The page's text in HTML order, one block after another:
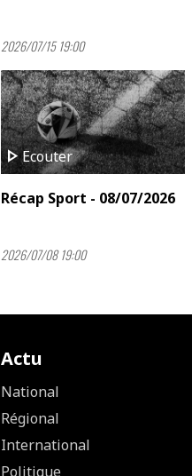
2026/07/15 19:00
play_arrowEcouter
Récap Sport - 08/07/2026
2026/07/08 19:00
Actu
National
Régional
International
Politique